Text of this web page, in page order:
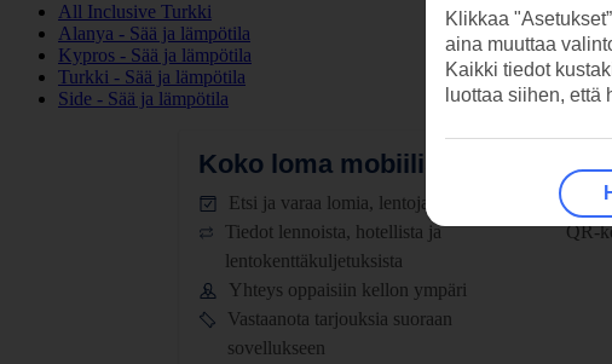
All Inclusive Turkki
Alanya - Sää ja lämpötila
Kypros - Sää ja lämpötila
Turkki - Sää ja lämpötila
Side - Sää ja lämpötila
Koko loma mobiilissa. Lataa
Etsi ja varaa lomia, lentoja ja hotelleja
Tiedot lennoista, hotellista ja
lentokenttäkuljetuksista
Yhteys oppaisiin kellon ympäri
Vastaanota tarjouksia suoraan
sovellukseen
QR-
Klikkaa
aina muuttaa
Kaikki tiedot
luottaa siihen,